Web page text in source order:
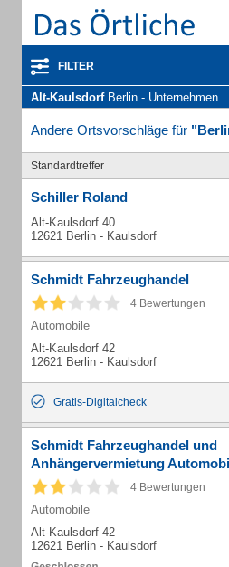
FILTER
Alt-KaulsdorfBerlin - Unternehmen und Personen
Andere Ortsvorschläge für
Standardtreffer
Schiller Roland
Alt-Kaulsdorf 40
12621 Berlin - Kaulsdorf
Schmidt Fahrzeughandel
4 Bewertungen
Automobile
Alt-Kaulsdorf 42
12621 Berlin - Kaulsdorf
Gratis-Digitalcheck
Schmidt Fahrzeughandel und
Anhängervermietung
4 Bewertungen
Automobile
Alt-Kaulsdorf 42
12621 Berlin - Kaulsdorf